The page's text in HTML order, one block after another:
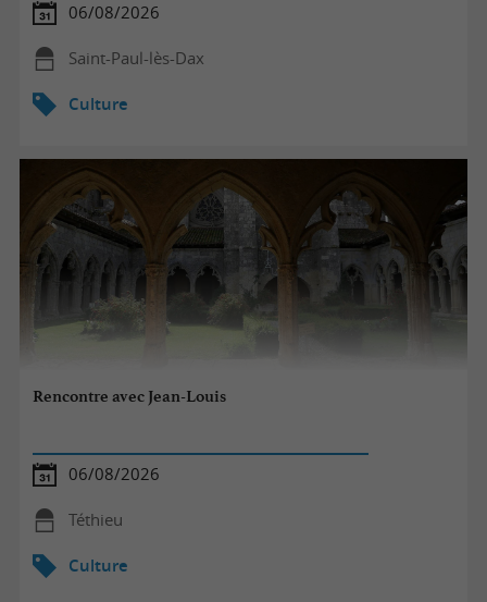
06/08/2026
Saint-Paul-lès-Dax
Culture
Rencontre avec Jean-Louis
06/08/2026
Téthieu
Culture